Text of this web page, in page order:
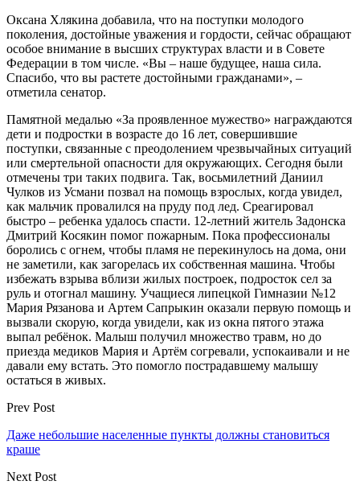
Оксана Хлякина добавила, что на поступки молодого
поколения, достойные уважения и гордости, сейчас обращают
особое внимание в высших структурах власти и в Совете
Федерации в том числе. «Вы – наше будущее, наша сила.
Спасибо, что вы растете достойными гражданами», –
отметила сенатор.
Памятной медалью «За проявленное мужество» награждаются
дети и подростки в возрасте до 16 лет, совершившие
поступки, связанные с преодолением чрезвычайных ситуаций
или смертельной опасности для окружающих. Сегодня были
отмечены три таких подвига. Так, восьмилетний Даниил
Чулков из Усмани позвал на помощь взрослых, когда увидел,
как мальчик провалился на пруду под лед. Среагировал
быстро – ребенка удалось спасти. 12-летний житель Задонска
Дмитрий Косякин помог пожарным. Пока профессионалы
боролись с огнем, чтобы пламя не перекинулось на дома, они
не заметили, как загорелась их собственная машина. Чтобы
избежать взрыва вблизи жилых построек, подросток сел за
руль и отогнал машину. Учащиеся липецкой Гимназии №12
Мария Рязанова и Артем Сапрыкин оказали первую помощь и
вызвали скорую, когда увидели, как из окна пятого этажа
выпал ребёнок. Малыш получил множество травм, но до
приезда медиков Мария и Артём согревали, успокаивали и не
давали ему встать. Это помогло пострадавшему малышу
остаться в живых.
Prev Post
Даже небольшие населенные пункты должны становиться
краше
Next Post